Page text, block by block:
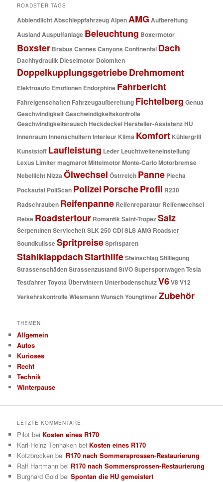
ROADSTER TAGS
AbblendlichtAbschleppfahrzeugAlpenAMG Aufbereitung
AuslandAuspuffanlage Beleuchtung Boxermotor
Boxster Brabus Cannes Canyons Continental Dach
Dachhydraulik Dieselmotor Dolomiten
DoppelkupplungsgetriebeDrehmoment
Elektroauto Emotionen Endorphine Fahrbericht
Fahreigenschaften Fahrzeugaufbereitung Fichtelberg Genua
GeschwindigkeitGeschwindigkeitskontrolle
GeschwindigkeitsrauschHeckdeckelHersteller-AssistenzHU
Innenraum InnenschulternInterieur Klima Komfort Kühlergrill
Kunststoff Laufleistung Leder Leuchtweiteneinstellung
Lexus LimitermagmarotMittelmotorMonte-CarloMotorbremse
NebellichtNizza Ölwechsel Östrreich Panne Piecha
Pockautal PoliScan PolizeiPorscheProfil R230
Radschrauben Reifenpanne Reifenreparatur Reifenwechsel
Reise Roadstertour RomantikSaint-TropezSalz
SerpentinenServiceheftSLK 250 CDISLS AMG Roadster
SoundkulisseSpritpreiseSpritsparen
StahlklappdachStarthilfeSteinschlagStilllegung
StrassenschädenStrassenzustandStVOSupersportwagenTesla
TestfahrerToyota Überwintern UnterbodenschutzV6V8V12
VerkehrskontrolleWiesmannWunschYoungtimerZubehör
THEMEN
Allgemein
Autos
Kurioses
Recht
Technik
Winterpause
LETZTE KOMMENTARE
Pilot bei Kosten eines R170
Karl-Heinz Tenhaken bei Kosten eines R170
Kotzbrocken bei R170 nach Sommersprossen-Restaurierung
Ralf Hartmann bei R170 nach Sommersprossen-Restaurierung
Burghard Gold beiSpontan die HU gemeistert